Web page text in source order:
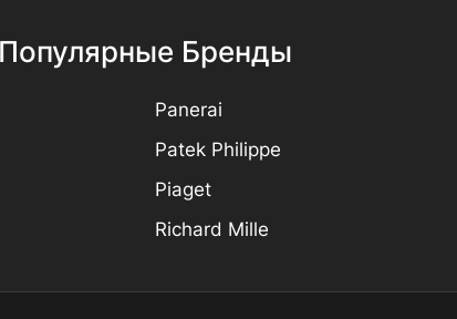
Популярные Бренды
Panerai
Patek Philippe
Piaget
Richard Mille